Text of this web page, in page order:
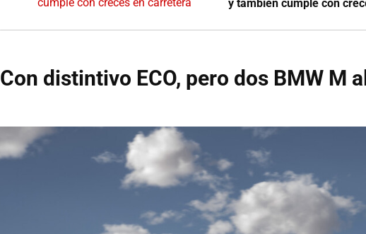
y también cumple con
Con distintivo ECO, pero dos BMW M